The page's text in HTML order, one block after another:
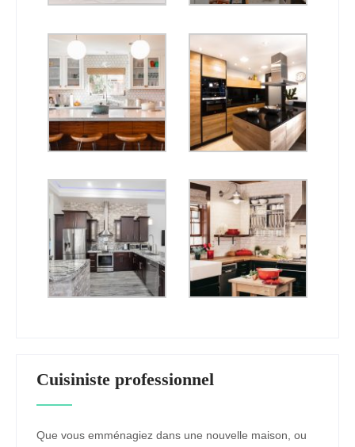
Cuisiniste professionnel
Que vous emménagiez dans une nouvelle maison, ou